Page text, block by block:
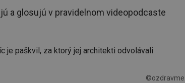
a glosujú v pravidelnom videopodcaste
©ozdravme